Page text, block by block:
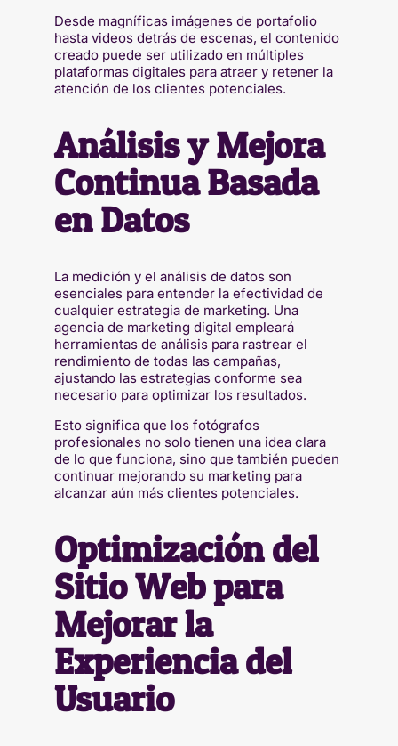
Desde magníficas imágenes de portafolio
hasta videos detrás de escenas, el contenido
creado puede ser utilizado en múltiples
plataformas digitales para atraer y retener la
atención de los clientes potenciales.
Análisis y Mejora
Continua Basada
en Datos
La medición y el análisis de datos son
esenciales para entender la efectividad de
cualquier estrategia de marketing. Una
agencia de marketing digital empleará
herramientas de análisis para rastrear el
rendimiento de todas las campañas,
ajustando las estrategias conforme sea
necesario para optimizar los resultados.
Esto significa que los fotógrafos
profesionales no solo tienen una idea clara
de lo que funciona, sino que también pueden
continuar mejorando su marketing para
alcanzar aún más clientes potenciales.
Optimización del
Sitio Web para
Mejorar la
Experiencia del
Usuario